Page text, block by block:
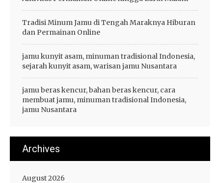
Tradisi Minum Jamu di Tengah Maraknya Hiburan
dan Permainan Online
jamu kunyit asam, minuman tradisional Indonesia,
sejarah kunyit asam, warisan jamu Nusantara
jamu beras kencur, bahan beras kencur, cara
membuat jamu, minuman tradisional Indonesia,
jamu Nusantara
Archives
August 2026